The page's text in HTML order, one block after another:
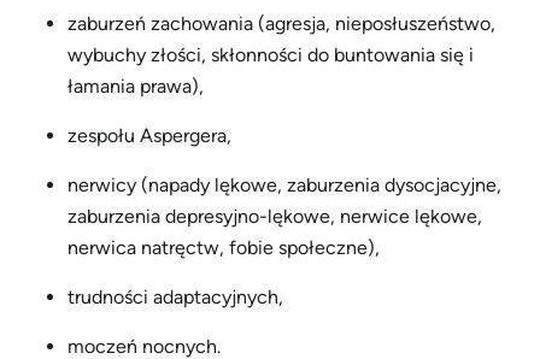
zaburzeń zachowania (agresja, nieposłuszeństwo,
wybuchy złości, skłonności do buntowania się i
łamania prawa),
zespołu Aspergera,
nerwicy (napady lękowe, zaburzenia dysocjacyjne,
zaburzenia depresyjno-lękowe, nerwice lękowe,
nerwica natręctw, fobie społeczne),
trudności adaptacyjnych,
moczeń nocnych.